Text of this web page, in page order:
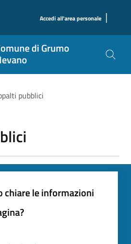
Accedi all'area personale |
di Grumo
pubblici
chiare le informazioni